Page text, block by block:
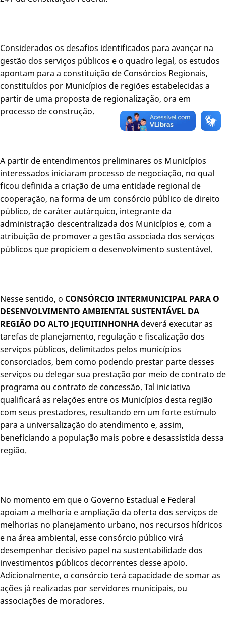
Considerados os desafios identificados para avançar na
gestão dos serviços públicos e o quadro legal, os estudos
apontam para a constituição de Consórcios Regionais,
constituídos por Municípios de regiões estabelecidas a
partir de uma proposta de regionalização, ora em
processo de construção.
A partir de entendimentos preliminares os Municípios
interessados iniciaram processo de negociação, no qual
ficou definida a criação de uma entidade regional de
cooperação, na forma de um consórcio público de direito
público, de caráter autárquico, integrante da
administração descentralizada dos Municípios e, com a
atribuição de promover a gestão associada dos serviços
públicos que propiciem o desenvolvimento sustentável.
Nesse sentido, o CONSÓRCIO INTERMUNICIPAL PARA O
DESENVOLVIMENTO AMBIENTAL SUSTENTÁVEL DA
REGIÃO DO ALTO JEQUITINHONHA deverá executar as
tarefas de planejamento, regulação e fiscalização dos
serviços públicos, delimitados pelos municípios
consorciados, bem como podendo prestar parte desses
serviços ou delegar sua prestação por meio de contrato de
programa ou contrato de concessão. Tal iniciativa
qualificará as relações entre os Municípios desta região
com seus prestadores, resultando em um forte estímulo
para a universalização do atendimento e, assim,
beneficiando a população mais pobre e desassistida dessa
região.
No momento em que o Governo Estadual e Federal
apoiam a melhoria e ampliação da oferta dos serviços de
melhorias no planejamento urbano, nos recursos hídricos
e na área ambiental, esse consórcio público virá
desempenhar decisivo papel na sustentabilidade dos
investimentos públicos decorrentes desse apoio.
Adicionalmente, o consórcio terá capacidade de somar as
ações já realizadas por servidores municipais, ou
associações de moradores.